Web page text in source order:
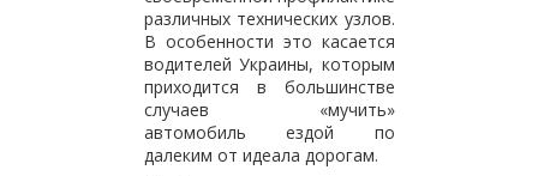
различных технических узлов.
В особенности это касается
водителей Украины, которым
приходится в большинстве
случаев «мучить»
автомобиль ездой по
далеким от идеала дорогам.